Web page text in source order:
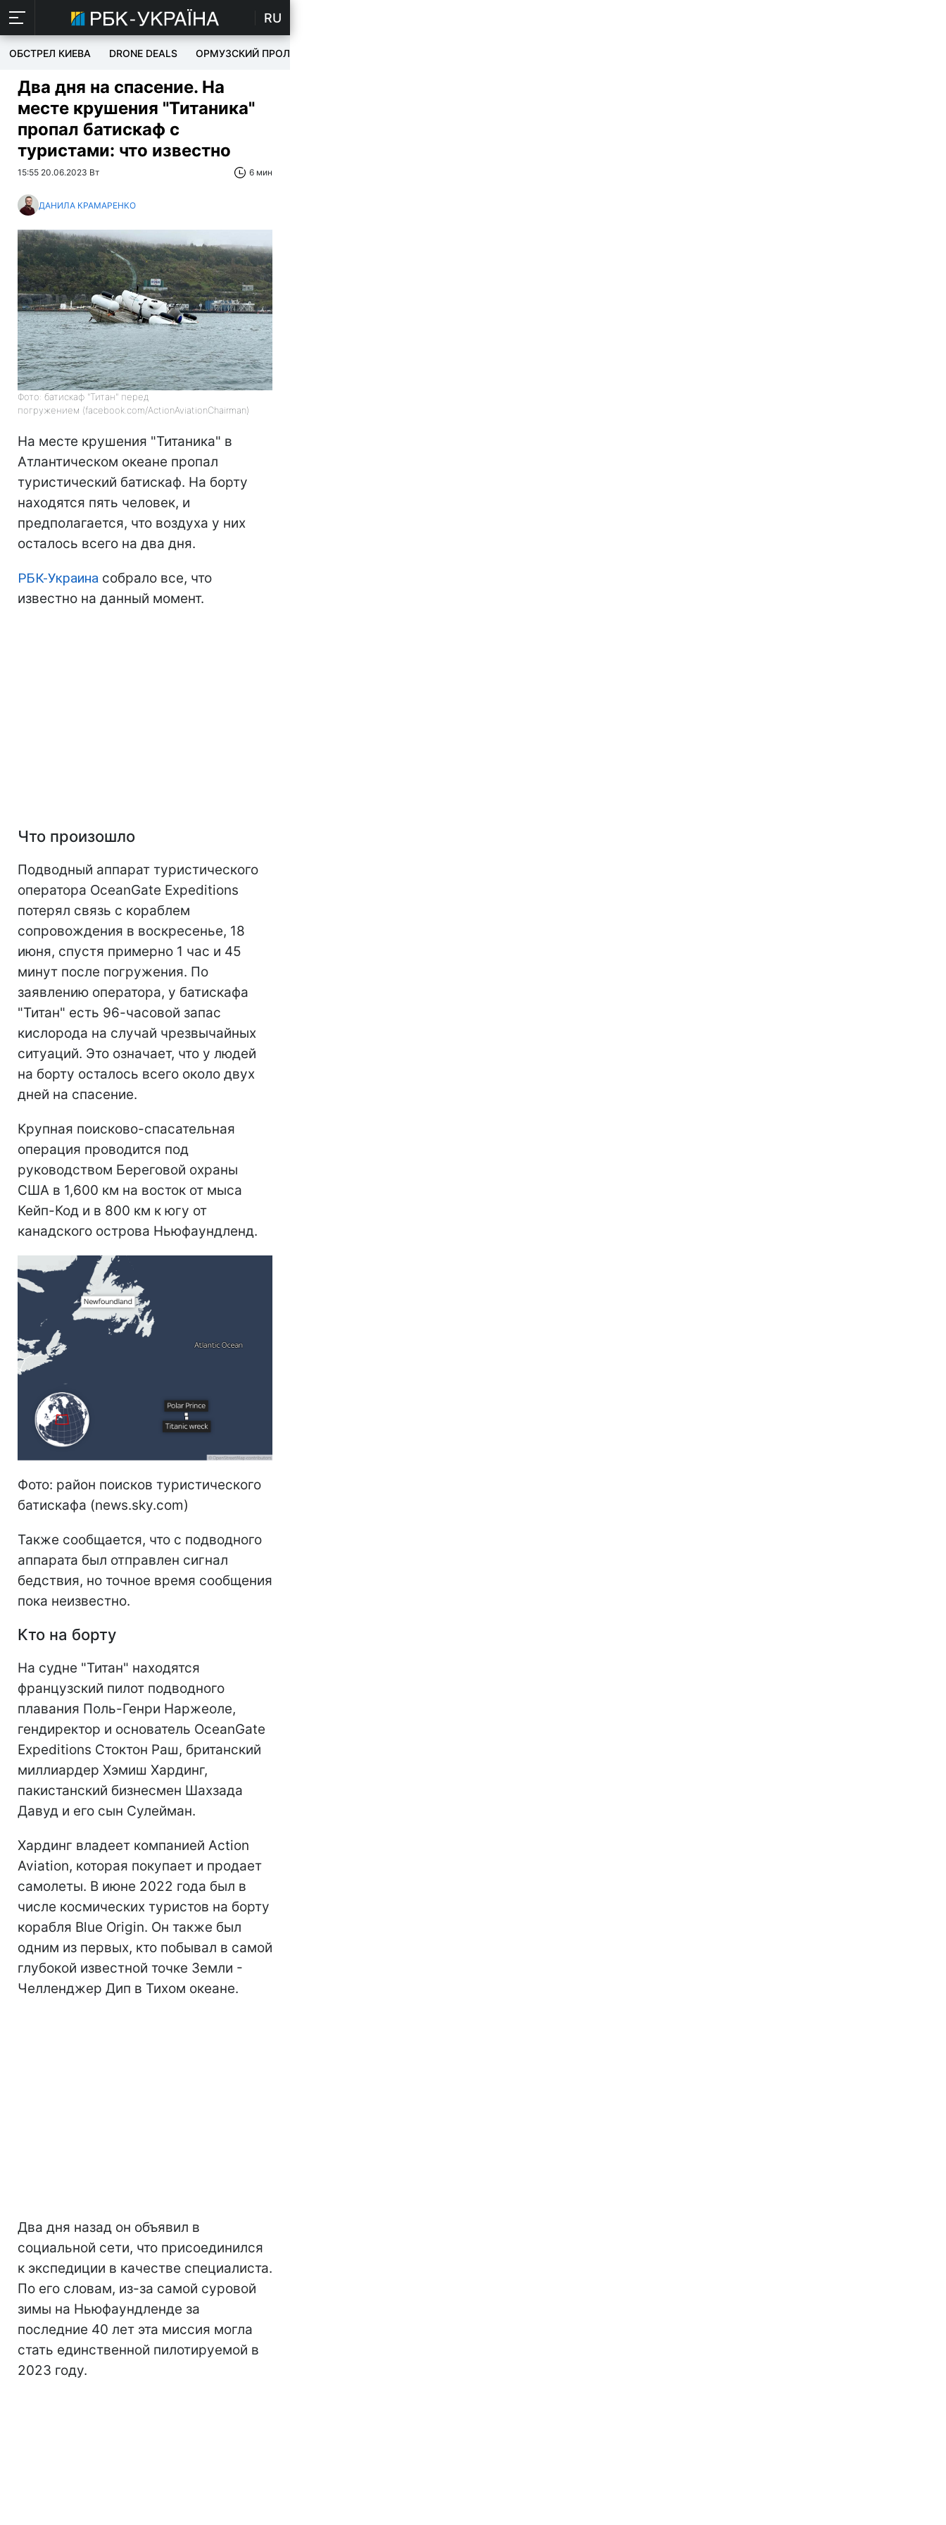
RU
ОБСТРЕЛ КИЕВА DRONE DEALS ОРМУЗСКИЙ ПРОЛИВ
Два дня на спасение. На
месте крушения "Титаника"
пропал батискаф с
туристами: что известно
15:55 20.06.2023 Вт 6 мин
ДАНИЛА КРАМАРЕНКО
Фото: батискаф "Титан" перед
погружением (facebook.com/ActionAviationChairman)
На месте крушения "Титаника" в
Атлантическом океане пропал
туристический батискаф. На борту
находятся пять человек, и
предполагается, что воздуха у них
осталось всего на два дня.
РБК-Украина собрало все, что
известно на данный момент.
Что произошло
Подводный аппарат туристического
оператора OceanGate Expeditions
потерял связь с кораблем
сопровождения в воскресенье, 18
июня, спустя примерно 1 час и 45
минут после погружения. По
заявлению оператора, у батискафа
"Титан" есть 96-часовой запас
кислорода на случай чрезвычайных
ситуаций. Это означает, что у людей
на борту осталось всего около двух
дней на спасение.
Крупная поисково-спасательная
операция проводится под
руководством Береговой охраны
США в 1,600 км на восток от мыса
Кейп-Код и в 800 км к югу от
канадского острова Ньюфаундленд.
Фото: район поисков туристического
батискафа (news.sky.com)
Также сообщается, что с подводного
аппарата был отправлен сигнал
бедствия, но точное время сообщения
пока неизвестно.
Кто на борту
На судне "Титан" находятся
французский пилот подводного
плавания Поль-Генри Наржеоле,
гендиректор и основатель OceanGate
Expeditions Стоктон Раш, британский
миллиардер Хэмиш Хардинг,
пакистанский бизнесмен Шахзада
Давуд и его сын Сулейман.
Хардинг владеет компанией Action
Aviation, которая покупает и продает
самолеты. В июне 2022 года был в
числе космических туристов на борту
корабля Blue Origin. Он также был
одним из первых, кто побывал в самой
глубокой известной точке Земли -
Челленджер Дип в Тихом океане.
Два дня назад он объявил в
социальной сети, что присоединился
к экспедиции в качестве специалиста.
По его словам, из-за самой суровой
зимы на Ньюфаундленде за
последние 40 лет эта миссия могла
стать единственной пилотируемой в
2023 году.